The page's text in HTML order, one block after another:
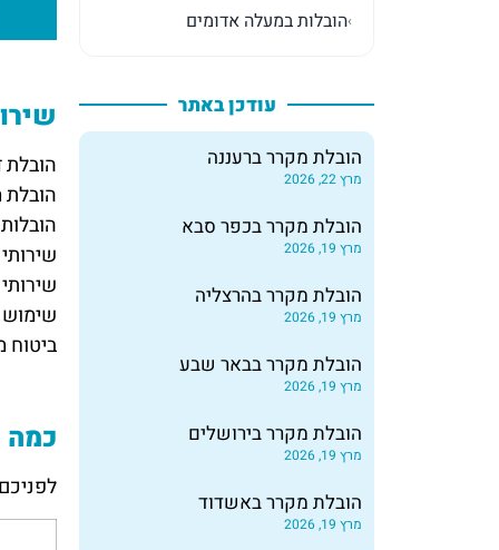
›הובלות במעלה אדומים
עודכן באתר
הובלת מקרר ברעננה
מרץ 22, 2026
הובלת מקרר בכפר סבא
מרץ 19, 2026
הובלת מקרר בהרצליה
מרץ 19, 2026
הובלת מקרר בבאר שבע
מרץ 19, 2026
הובלת מקרר בירושלים
מרץ 19, 2026
הובלת מקרר באשדוד
מרץ 19, 2026
הובלת
הובלת
כמה
לפניכם